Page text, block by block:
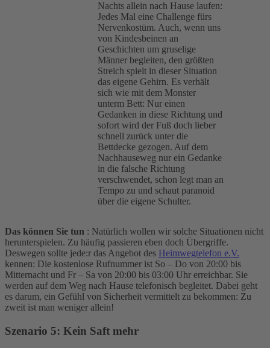
Nachts allein nach Hause laufen:
Jedes Mal eine Challenge fürs
Nervenkostüm. Auch, wenn uns
von Kindesbeinen an
Geschichten um gruselige
Männer begleiten, den größten
Streich spielt in dieser Situation
das eigene Gehirn. Es verhält
sich wie mit dem Monster
unterm Bett: Nur einen
Gedanken in diese Richtung und
sofort wird der Fuß doch lieber
schnell zurück unter die
Bettdecke gezogen. Auf dem
Nachhauseweg nur ein Gedanke
in die falsche Richtung
verschwendet, schon legt man an
Tempo zu und schaut paranoid
über die eigene Schulter.
Das können Sie tun : Natürlich wollen wir solche Situationen nicht
herunterspielen. Zu häufig passieren eben doch Übergriffe.
Deswegen sollte jede:r das Angebot des Heimwegtelefon e.V.
kennen: Die kostenlose Rufnummer ist So – Do von 20:00 bis
Mitternacht und Fr – Sa von 20:00 bis 03:00 Uhr erreichbar. Sie
werden auf dem Weg nach Hause telefonisch begleitet. Dabei geht
es darum, ein Gefühl von Sicherheit vermittelt zu bekommen: Zu
zweit ist man weniger allein!
Szenario 5: Kein Saft mehr